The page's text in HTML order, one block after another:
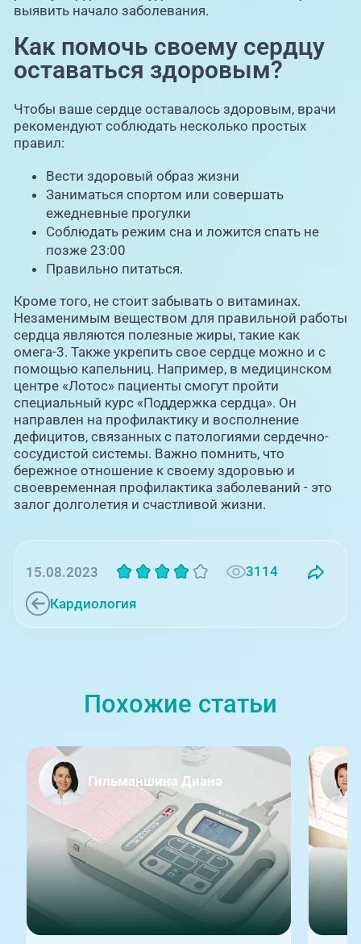
выявить начало заболевания.
Как помочь своему сердцу
оставаться здоровым?
Чтобы ваше сердце оставалось здоровым, врачи
рекомендуют соблюдать несколько простых
правил:
Вести здоровый образ жизни
Заниматься спортом или совершать
ежедневные прогулки
Соблюдать режим сна и ложится спать не
позже 23:00
Правильно питаться.
Кроме того, не стоит забывать о витаминах.
Незаменимым веществом для правильной работы
сердца являются полезные жиры, такие как
омега-3. Также укрепить свое сердце можно и с
помощью капельниц. Например, в медицинском
центре «Лотос» пациенты смогут пройти
специальный курс «Поддержка сердца». Он
направлен на профилактику и восполнение
дефицитов, связанных с патологиями сердечно-
сосудистой системы. Важно помнить, что
бережное отношение к своему здоровью и
своевременная профилактика заболеваний - это
залог долголетия и счастливой жизни.
Кардиология
15.08.2023 3114
Похожие статьи
Гильманшина Диана